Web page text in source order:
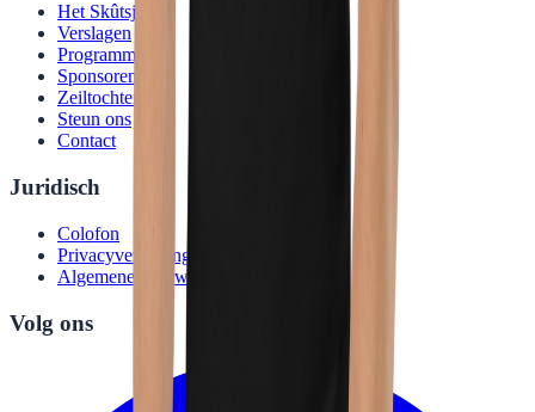
Het Skûtsje
Verslagen
Programma
Sponsoren
Zeiltochten
Steun ons
Contact
Juridisch
Colofon
Privacyverklaring
Algemene voorwaarden
Volg ons